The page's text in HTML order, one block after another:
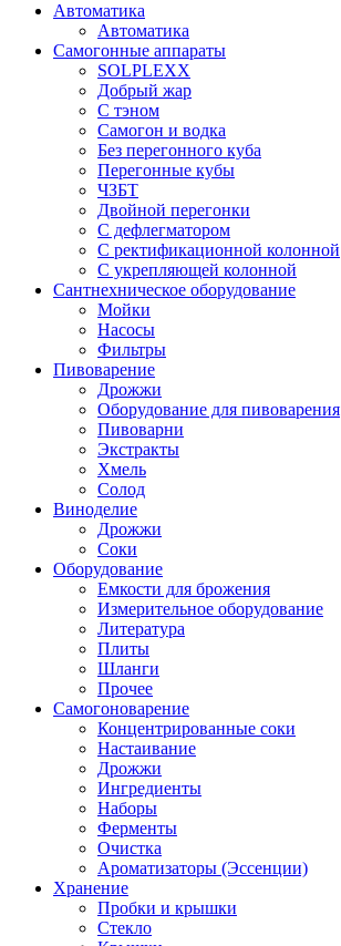
Автоматика
Автоматика
Самогонные аппараты
SOLPLEXX
Добрый жар
С тэном
Самогон и водка
Без перегонного куба
Перегонные кубы
ЧЗБТ
Двойной перегонки
С дефлегматором
С ректификационной колонной
С укрепляющей колонной
Сантнехническое оборудование
Мойки
Насосы
Фильтры
Пивоварение
Дрожжи
Оборудование для пивоварения
Пивоварни
Экстракты
Хмель
Солод
Виноделие
Дрожжи
Соки
Оборудование
Емкости для брожения
Измерительное оборудование
Литература
Плиты
Шланги
Прочее
Самогоноварение
Концентрированные соки
Настаивание
Дрожжи
Ингредиенты
Наборы
Ферменты
Очистка
Ароматизаторы (Эссенции)
Хранение
Пробки и крышки
Стекло